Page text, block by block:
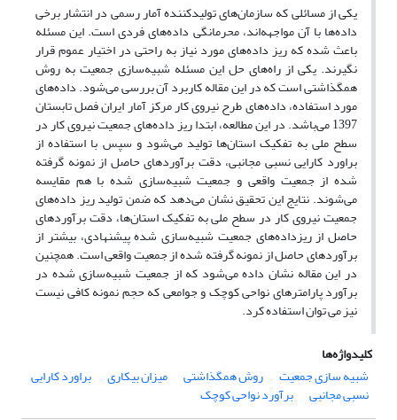
یکی از مسائلی که سازمان‌های تولیدکننده آمار رسمی در انتشار برخی
داده‌ها با آن مواجهه‌اند، محرمانگی داده‌های فردی است. این مسئله
باعث شده که ریز داده‌های مورد نیاز به راحتی در اختیار عموم قرار
نگیرند. یکی از راه‌های حل این مسئله شبیه‌سازی جمعیت به روش
همگذاشتی است که در این مقاله کاربرد آن بررسی می‌شود. داده‌های
مورد استفاده، داده‌های طرح نیروی کار مرکز آمار ایران فصل تابستان
1397 می‌باشد. در این مطالعه، ابتدا ریز داده‌های جمعیت نیروی کار در
سطح ملی به تفکیک استان‌ها تولید می‌شود و سپس با استفاده از
براورد کارایی نسبی مجانبی، دقت برآوردهای حاصل از نمونه گرفته
شده از جمعیت واقعی و جمعیت شبیه‌سازی شده با هم مقایسه
می‌شوند. نتایج این تحقیق نشان می‌دهد که ضمن تولید ریز داده‌های
جمعیت نیروی کار در سطح ملی به تفکیک استان‌ها، دقت برآوردهای
حاصل از ریزداده‌های جمعیت شبیه‌سازی شده پیشنهادی، بیشتر از
برآوردهای حاصل از نمونه گرفته شده از جمعیت واقعی است. همچنین
در این مقاله نشان داده می‌شود که از جمعیت شبیه‌سازی شده در
برآورد پارامترهای نواحی کوچک و جوامعی که حجم نمونه کافی نیست
نیز می توان استفاده کرد.
کلیدواژه‌ها
شبیه ‌سازی جمعیت
روش همگذاشتی میزان بیکاری براورد کارایی
نسبی مجانبی برآورد نواحی کوچک